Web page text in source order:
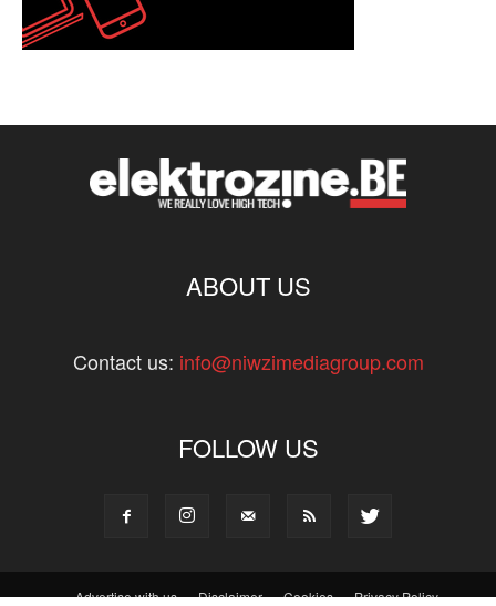
ABOUT US
Contact us: info@niwzimediagroup.com
FOLLOW US
Advertise with us Disclaimer Cookies Privacy Policy